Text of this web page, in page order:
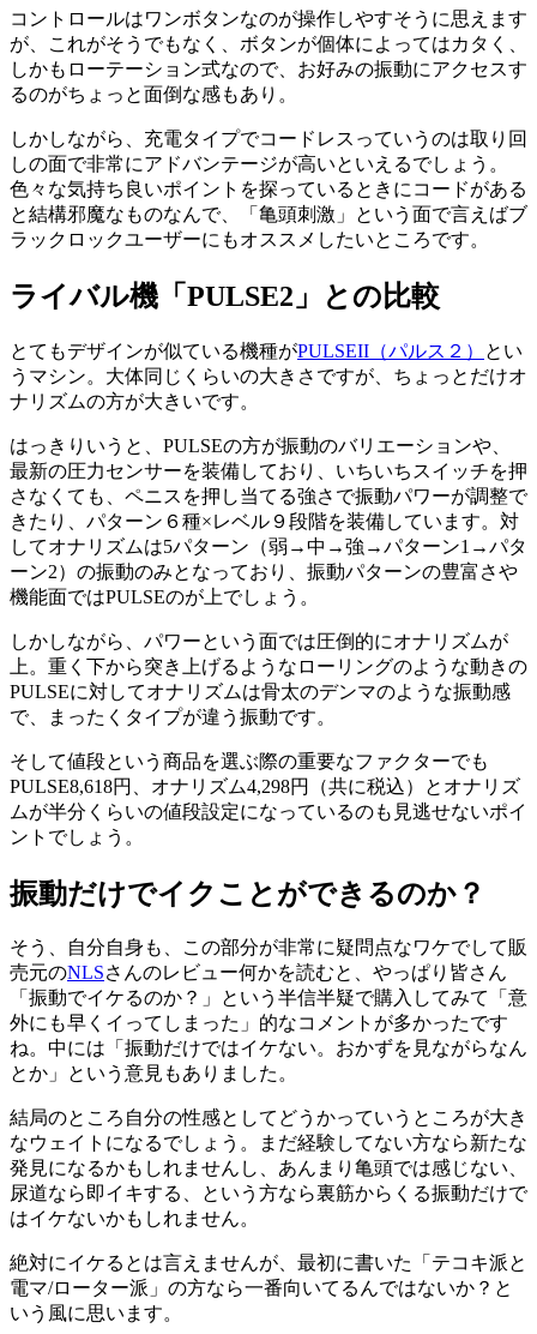
コントロールはワンボタンなのが操作しやすそうに思えます
が、これがそうでもなく、ボタンが個体によってはカタく、
しかもローテーション式なので、お好みの振動にアクセスす
るのがちょっと面倒な感もあり。
しかしながら、充電タイプでコードレスっていうのは取り回
しの面で非常にアドバンテージが高いといえるでしょう。
色々な気持ち良いポイントを探っているときにコードがある
と結構邪魔なものなんで、「亀頭刺激」という面で言えばブ
ラックロックユーザーにもオススメしたいところです。
ライバル機「PULSE2」との比較
とてもデザインが似ている機種がPULSEII（パルス２）
とい
うマシン。大体同じくらいの大きさですが、ちょっとだけオ
ナリズムの方が大きいです。
はっきりいうと、PULSEの方が振動のバリエーションや、
最新の圧力センサーを装備しており、いちいちスイッチを押
さなくても、ペニスを押し当てる強さで振動パワーが調整で
きたり、パターン６種×レベル９段階を装備しています。対
してオナリズムは5パターン（弱→中→強→パターン1→パタ
ーン2）の振動のみとなっており、振動パターンの豊富さや
機能面ではPULSEのが上でしょう。
しかしながら、パワーという面では圧倒的にオナリズムが
上。重く下から突き上げるようなローリングのような動きの
PULSEに対してオナリズムは骨太のデンマのような振動感
で、まったくタイプが違う振動です。
そして値段という商品を選ぶ際の重要なファクターでも
PULSE8,618円、オナリズム4,298円（共に税込）とオナリズ
ムが半分くらいの値段設定になっているのも見逃せないポイ
ントでしょう。
振動だけでイクことができるのか？
そう、自分自身も、この部分が非常に疑問点なワケでして販
売元のNLSさんのレビュー何かを読むと、やっぱり皆さん
「振動でイケるのか？」という半信半疑で購入してみて「意
外にも早くイってしまった」的なコメントが多かったです
ね。中には「振動だけではイケない。おかずを見ながらなん
とか」という意見もありました。
結局のところ自分の性感としてどうかっていうところが大き
なウェイトになるでしょう。まだ経験してない方なら新たな
発見になるかもしれませんし、あんまり亀頭では感じない、
尿道なら即イキする、という方なら裏筋からくる振動だけで
はイケないかもしれません。
絶対にイケるとは言えませんが、最初に書いた「テコキ派と
電マ/ローター派」の方なら一番向いてるんではないか？と
いう風に思います。